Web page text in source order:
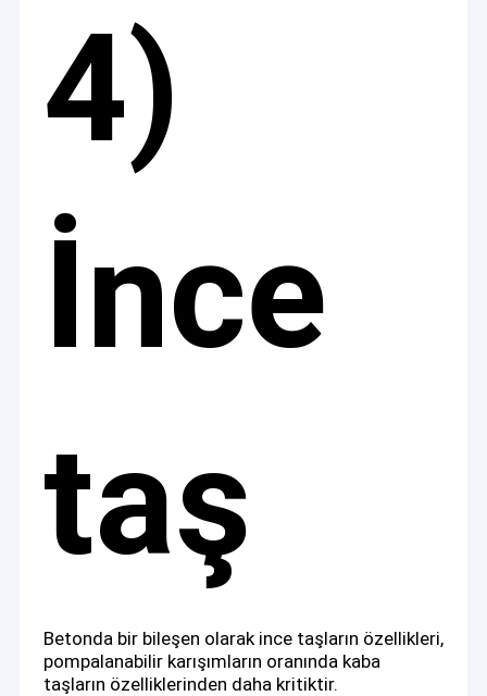
4)
İnce
taş
Betonda bir bileşen olarak ince taşların özellikleri,
pompalanabilir karışımların oranında kaba
taşların özelliklerinden daha kritiktir.